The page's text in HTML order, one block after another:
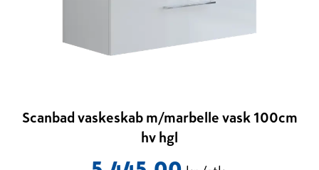
Scanbad vaskeskab m/marbelle vask 100cm
hv hgl